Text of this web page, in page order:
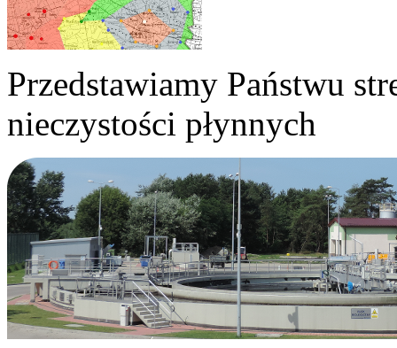
Przedstawiamy Państwu
nieczystości płynnych